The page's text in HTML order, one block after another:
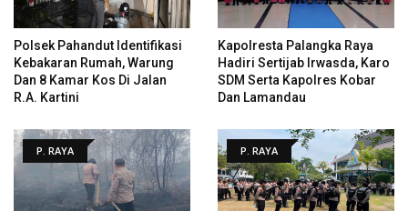
Polsek Pahandut Identifikasi
Kebakaran Rumah, Warung
Dan 8 Kamar Kos Di Jalan
R.A. Kartini
Kapolresta Palangka Raya
Hadiri Sertijab Irwasda, Karo
SDM Serta Kapolres Kobar
Dan Lamandau
P. RAYA P. RAYA